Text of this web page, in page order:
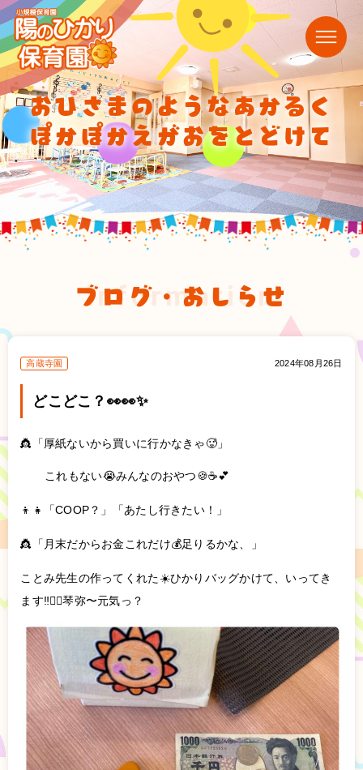
おひさまのようなあかるく
ぽかぽかえがおをとどけて
ブログ・おしらせ
information
高蔵寺園 2024年08月26日
どこどこ？👀👀✨
👸「厚紙ないから買いに行かなきゃ🥵」
これもない😭みんなのおやつ🍪☕️💕
👦👧「COOP？」「あたし行きたい！」
👸「月末だからお金これだけ💰足りるかな、」
ことみ先生の作ってくれた☀️ひかりバッグかけて、いってき
ます‼️🚶‍♀️琴弥〜元気っ？